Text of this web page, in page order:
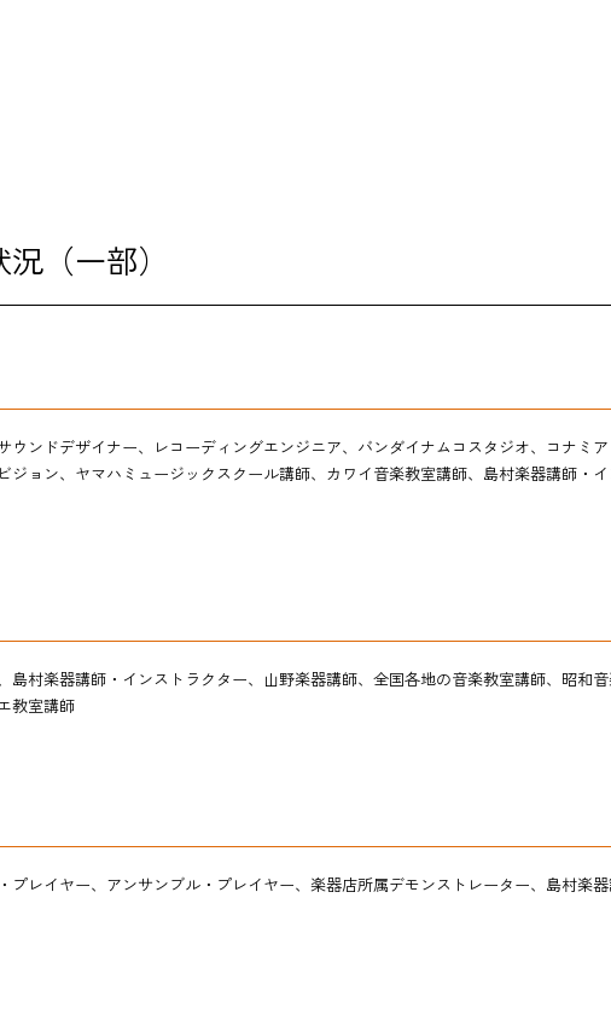
卒業生の方
ニュース
（一部）
ンドデザイナー、レコーディングエンジニア、バンダイナムコスタジオ、コナミ
ョン、ヤマハミュージックスクール講師、カワイ音楽教室講師、島村楽器講師・
村楽器講師・インストラクター、山野楽器講師、全国各地の音楽教室講師、昭和
教室講師
レイヤー、アンサンブル・プレイヤー、楽器店所属デモンストレーター、島村楽器